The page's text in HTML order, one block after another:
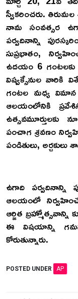
స్వీకరించరు.
నామ సంవత్సర
పర్వదినాన్ని
సుప్రభాతం,
ఉదయం 6
విష్వక్సేనుల వారికి
గంటల మధ్య విమాన
ఆలయంలోనికి
ఉత్సవమూర్తులకు
పంచాగ శ్రవణం
పండితులు, అర్చకులు
ఉగాది పర్వదినాన్ని
ఆలయంలో
ఆర్జిత బ్రహ్మోత్సవాన్ని
ఈ విషయాన్ని
కోరుతున్నారు.
POSTED UNDER AP